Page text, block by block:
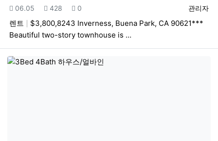
등록자
관리자
등록일
06.05 조회
428 추천
0
렌트
$3,800,8243 Inverness, Buena Park, CA 90621***
Beautiful two-story townhouse is …